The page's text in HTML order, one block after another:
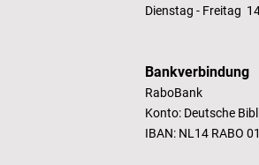
Dienstag - Freitag
Bankverbindung
RaboBank
Konto: Deutsche
IBAN: NL14 RABO